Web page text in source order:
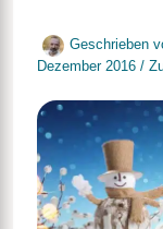
Geschrieben
Dezember 2016 /